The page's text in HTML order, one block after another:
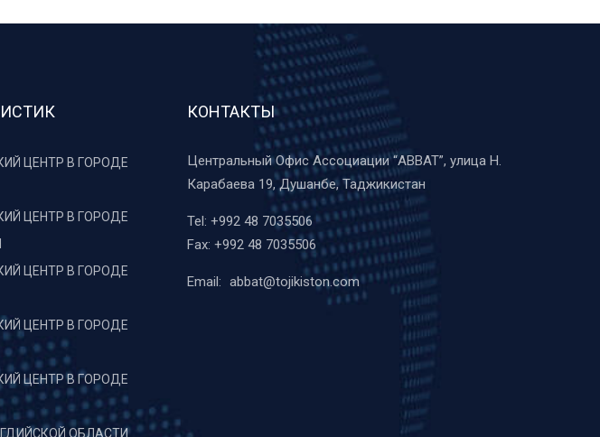
ЦЕНТР В ГОРОДЕ
ЦЕНТР В ГОРОДЕ
ЦЕНТР В ГОРОДЕ
ЦЕНТР В ГОРОДЕ
ЦЕНТР В ГОРОДЕ
ОБЛАСТИ
КОНТАКТЫ
Центральный Офис Ассоциации “ABBAT”, улица Н.
Карабаева 19, Душанбе, Таджикистан
Tel: +992 48 7035506
Fax: +992 48 7035506
Email: abbat@tojikiston.com